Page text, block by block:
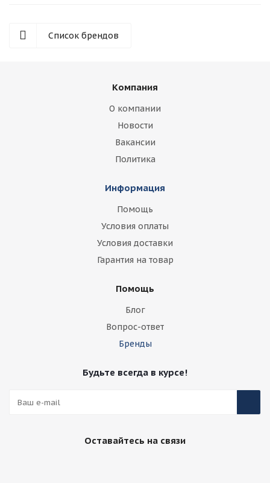
Список брендов
Компания
О компании
Новости
Вакансии
Политика
Информация
Помощь
Условия оплаты
Условия доставки
Гарантия на товар
Помощь
Блог
Вопрос-ответ
Бренды
Будьте всегда в курсе!
Оставайтесь на связи